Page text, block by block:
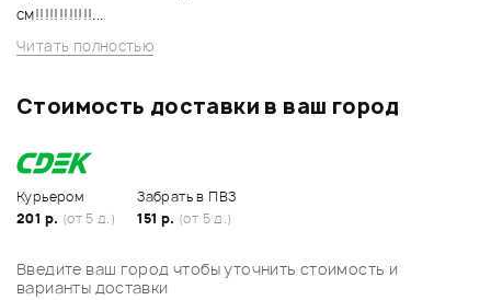
см!!!!!!!!!!!!...
Читать полностью
Стоимость доставки в ваш город
Курьером
201 р. (от 5 д.)
Забрать в ПВЗ
151 р. (от 5 д.)
Введите ваш город чтобы уточнить стоимость и
варианты доставки